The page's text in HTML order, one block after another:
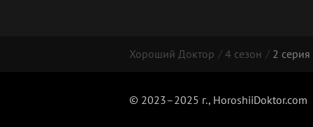
Хороший Доктор 4 сезон 2 серия
© 2023–2025 г., HoroshiiDoktor.com